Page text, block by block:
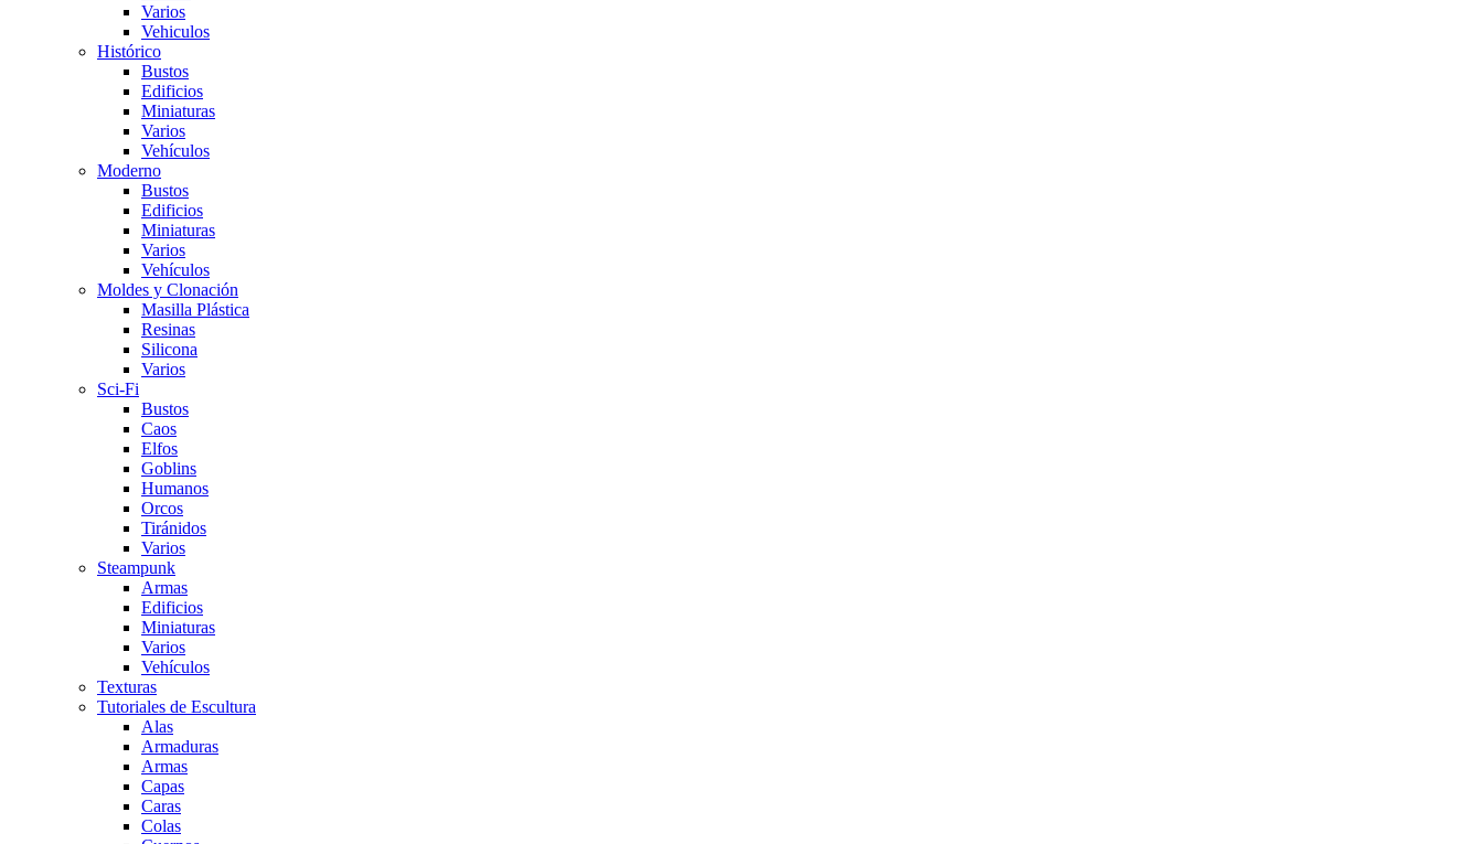
Varios
Vehiculos
Histórico
Bustos
Edificios
Miniaturas
Varios
Vehí­culos
Moderno
Bustos
Edificios
Miniaturas
Varios
Vehí­culos
Moldes y Clonación
Masilla Plástica
Resinas
Silicona
Varios
Sci-Fi
Bustos
Caos
Elfos
Goblins
Humanos
Orcos
Tiránidos
Varios
Steampunk
Armas
Edificios
Miniaturas
Varios
Vehí­culos
Texturas
Tutoriales de Escultura
Alas
Armaduras
Armas
Capas
Caras
Colas